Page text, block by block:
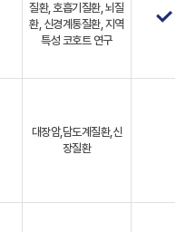
질환, 호흡기질환, 뇌질
환, 신경계통질환, 지역
특성 코호트 연구
대장암,담도계질환,신
장질환